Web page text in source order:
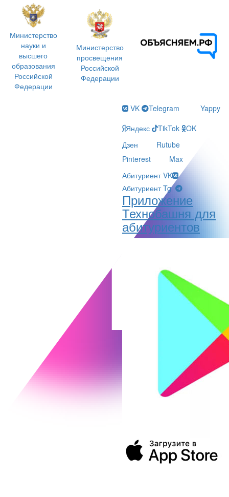
Министерство
науки и
высшего
образования
Российской
Федерации
Министерство
просвещения
Российской
Федерации
VK Telegram
Yappy
Яндекс
TikTok
OK
Дзен
Rutube
Pinterest
Max
Абитуриент VK
Абитуриент Tg
Приложение
Технобашня для
абитуриентов